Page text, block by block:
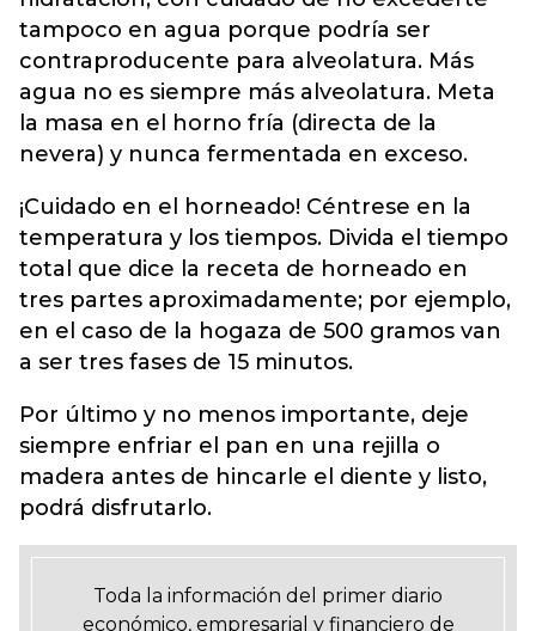
tampoco en agua porque podría ser
contraproducente para alveolatura. Más
agua no es siempre más alveolatura. Meta
la masa en el horno fría (directa de la
nevera) y nunca fermentada en exceso.
¡Cuidado en el horneado! Céntrese en la
temperatura y los tiempos. Divida el tiempo
total que dice la receta de horneado en
tres partes aproximadamente; por ejemplo,
en el caso de la hogaza de 500 gramos van
a ser tres fases de 15 minutos.
Por último y no menos importante, deje
siempre enfriar el pan en una rejilla o
madera antes de hincarle el diente y listo,
podrá disfrutarlo.
Toda la información del primer diario
económico, empresarial y financiero de